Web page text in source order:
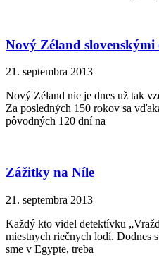
Nový Zéland slovenskými
21. septembra 2013
Nový Zéland nie je dnes už tak
Za posledných 150 rokov sa
pôvodných 120 dní na
Zážitky na Níle
21. septembra 2013
Každý kto videl detektívku
miestnych riečnych lodí. Dodnes
sme v Egypte, treba